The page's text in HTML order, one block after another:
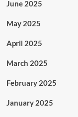
June 2025
May 2025
April 2025
March 2025
February 2025
January 2025